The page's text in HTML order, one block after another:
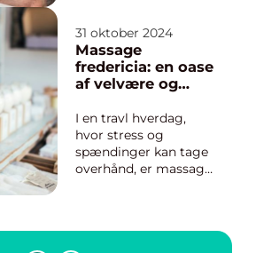
det behøver ikke være
en stressende
oplevelse. På
Vesterbro er der
31 oktober 2024
Massage
fredericia: en oase
af velvære og
I en travl hverdag,
hvor stress og
spændinger kan tage
overhånd, er massage
balance. Fredericia, en